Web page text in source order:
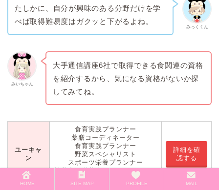
みっくくん
たしかに、自分が興味のある分野だけを学
べば取得難易度はガクッと下がるよね。
みいちゃん
大手通信講座6社で取得できる食関連の資格
を紹介するから、気になる資格がないか探
してみてね。
ユーキャ
ン
食育実践プランナー
薬膳コーディネーター
食育実践プランナー
野菜スペシャリスト
スポーツ栄養プランナー
離乳食・栄養食コーディネーター
生活習慣病予防プランナー
詳細を確
認する
HOME SITE MAP PROFILE MAIL